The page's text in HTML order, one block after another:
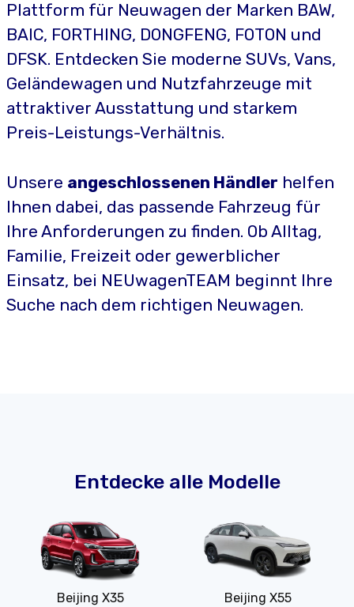
Plattform für Neuwagen der Marken BAW,
BAIC, FORTHING, DONGFENG, FOTON und
DFSK. Entdecken Sie moderne SUVs, Vans,
Geländewagen und Nutzfahrzeuge mit
attraktiver Ausstattung und starkem
Preis-Leistungs-Verhältnis.
Unsere angeschlossenen Händler helfen
Ihnen dabei, das passende Fahrzeug für
Ihre Anforderungen zu finden. Ob Alltag,
Familie, Freizeit oder gewerblicher
Einsatz, bei NEUwagenTEAM beginnt Ihre
Suche nach dem richtigen Neuwagen.
Entdecke alle Modelle
Beijing X35 Beijing X55